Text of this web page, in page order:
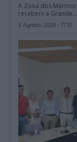
A Zona dos
receber» a Grande...
5 Agosto, 2026 - 17:10